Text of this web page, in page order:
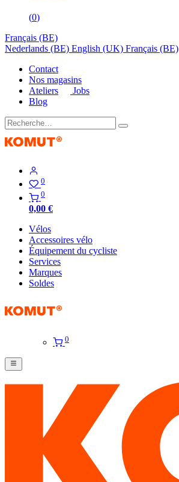
(0)
Français (BE)
Nederlands (BE) English (UK) Français (BE)
Contact
Nos magasins
Ateliers
Jobs
Blog
0
0
0,00 €
Vélos
Accessoires vélo
Équipement du cycliste
Services
Marques
Soldes
0